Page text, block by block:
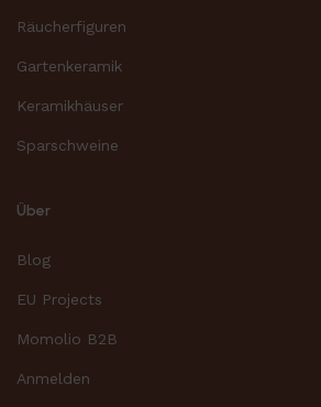
Räucherfiguren
Gartenkeramik
Keramikhäuser
Sparschweine
Über
Blog
EU Projects
Momolio B2B
Anmelden